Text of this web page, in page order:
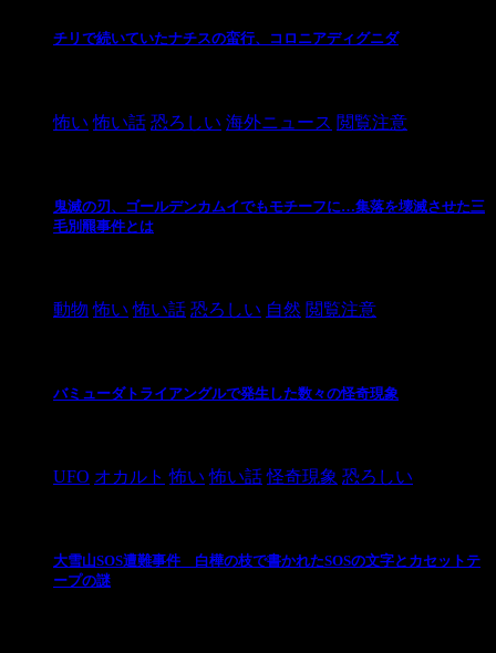
チリで続いていたナチスの蛮行、コロニアディグニダ
怖い 怖い話 恐ろしい 海外ニュース 閲覧注意
鬼滅の刃、ゴールデンカムイでもモチーフに…集落を壊滅させた三
毛別羆事件とは
動物 怖い 怖い話 恐ろしい 自然 閲覧注意
バミューダトライアングルで発生した数々の怪奇現象
UFO オカルト 怖い 怖い話 怪奇現象 恐ろしい
大雪山SOS遭難事件 白樺の枝で書かれたSOSの文字とカセットテ
ープの謎